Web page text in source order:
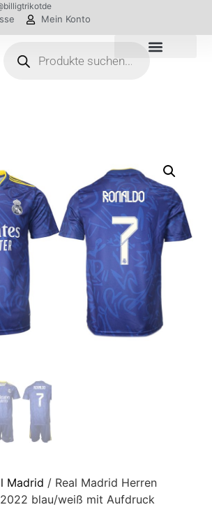
Mein Konto
Madrid / Real Madrid Herren
blau/weiß mit Aufdruck